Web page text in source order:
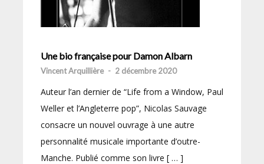
Une bio française pour Damon Albarn
Vincent Arquillière - 2 décembre 2020
Auteur l’an dernier de “Life from a Window, Paul
Weller et l’Angleterre pop”, Nicolas Sauvage
consacre un nouvel ouvrage à une autre
personnalité musicale importante d’outre-
Manche. Publié comme son livre [ … ]